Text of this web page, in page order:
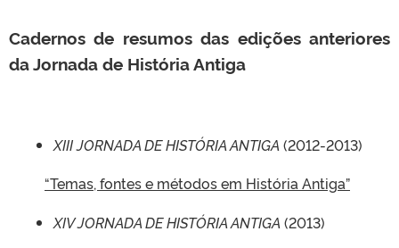
Cadernos de resumos das edições anteriores
da Jornada de História Antiga
XIII JORNADA DE HISTÓRIA ANTIGA (2012-2013)
“Temas, fontes e métodos em História Antiga”
XIV JORNADA DE HISTÓRIA ANTIGA (2013)